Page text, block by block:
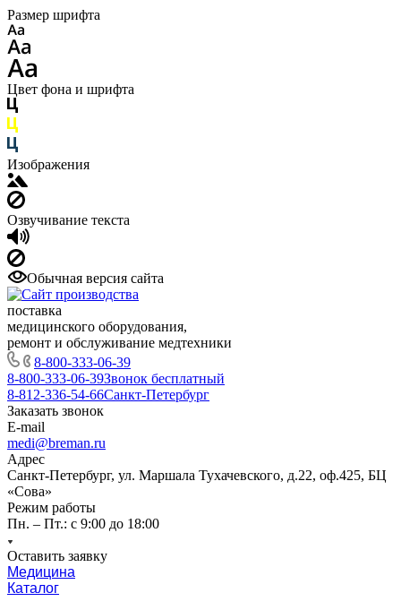
Размер шрифта
Цвет фона и шрифта
Изображения
Озвучивание текста
Обычная версия сайта
поставка
медицинского оборудования,
ремонт и обслуживание медтехники
8-800-333-06-39
8-800-333-06-39Звонок бесплатный
8-812-336-54-66Санкт-Петербург
Заказать звонок
E-mail
medi@breman.ru
Адрес
Санкт-Петербург, ул. Маршала Тухачевского, д.22, оф.425, БЦ
«Сова»
Режим работы
Пн. – Пт.: с 9:00 до 18:00
Оставить заявку
Медицина
Каталог